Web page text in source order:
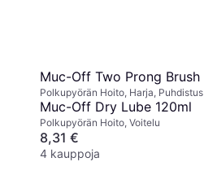
Muc-Off Dry Lube 120ml
Polkupyörän Hoito, Voitelu
8,31 €
4 kauppoja
Muc-Off Two Prong Brush
Polkupyörän Hoito, Harja, Puhdistus